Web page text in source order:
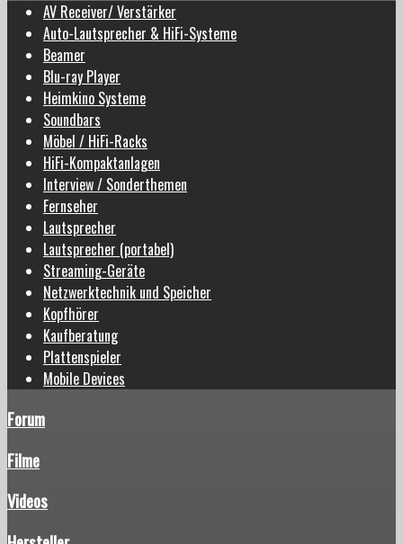
AV Receiver/ Verstärker
Auto-Lautsprecher & HiFi-Systeme
Beamer
Blu-ray Player
Heimkino Systeme
Soundbars
Möbel / HiFi-Racks
HiFi-Kompaktanlagen
Interview / Sonderthemen
Fernseher
Lautsprecher
Lautsprecher (portabel)
Streaming-Geräte
Netzwerktechnik und Speicher
Kopfhörer
Kaufberatung
Plattenspieler
Mobile Devices
Forum
Filme
Videos